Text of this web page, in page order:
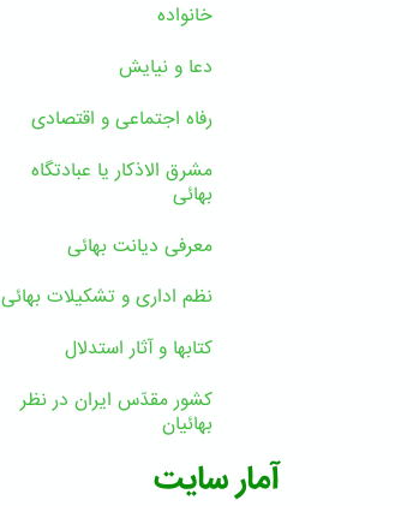
خانواده
دعا و نیایش
رفاه اجتماعی و اقتصادی
مشرق الاذکار یا عبادتگاه
بهائی
معرفی دیانت بهائی
نظم اداری و تشکیلات بهائی
کتابها و آثار استدلال
کشور مقدّس ایران در نظر
بهائیان
آمار سایت